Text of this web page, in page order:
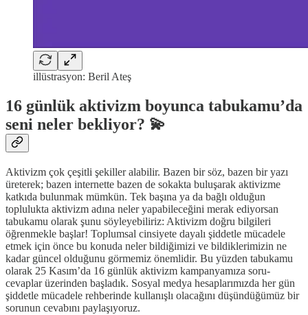
illüstrasyon: Beril Ateş
16 günlük aktivizm boyunca tabukamu’da
seni neler bekliyor? 💫
Aktivizm çok çeşitli şekiller alabilir. Bazen bir söz, bazen bir yazı
üreterek; bazen internette bazen de sokakta buluşarak aktivizme
katkıda bulunmak mümkün. Tek başına ya da bağlı olduğun
toplulukta aktivizm adına neler yapabileceğini merak ediyorsan
tabukamu olarak şunu söyleyebiliriz: Aktivizm doğru bilgileri
öğrenmekle başlar! Toplumsal cinsiyete dayalı şiddetle mücadele
etmek için önce bu konuda neler bildiğimizi ve bildiklerimizin ne
kadar güncel olduğunu görmemiz önemlidir. Bu yüzden tabukamu
olarak 25 Kasım’da 16 günlük aktivizm kampanyamıza soru-
cevaplar üzerinden başladık. Sosyal medya hesaplarımızda her gün
şiddetle mücadele rehberinde kullanışlı olacağını düşündüğümüz bir
sorunun cevabını paylaşıyoruz.